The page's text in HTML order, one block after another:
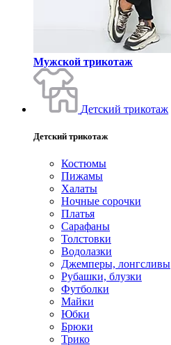
Мужской трикотаж
Детский трикотаж
Детский трикотаж
Костюмы
Пижамы
Халаты
Ночные сорочки
Платья
Сарафаны
Толстовки
Водолазки
Джемперы, лонгсливы
Рубашки, блузки
Футболки
Майки
Юбки
Брюки
Трико